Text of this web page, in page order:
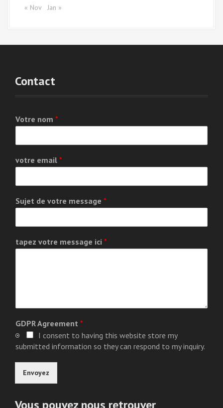
« Nov Jan »
Contact
Votre nom *
votre email *
Sujet de votre message *
tapez votre message ici *
GDPR Agreement *
I consent to having this website store my
submitted information so they can respond to my inquiry.
Envoyez
Vous pouvez nous retrouver